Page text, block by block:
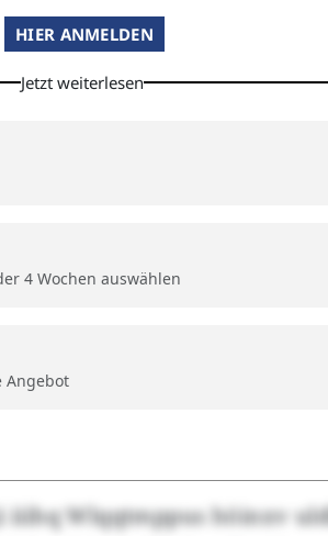
HIER ANMELDEN
Jetzt weiterlesen
4 Wochen auswählen
Angebot
Wlqqtmppus höinxv